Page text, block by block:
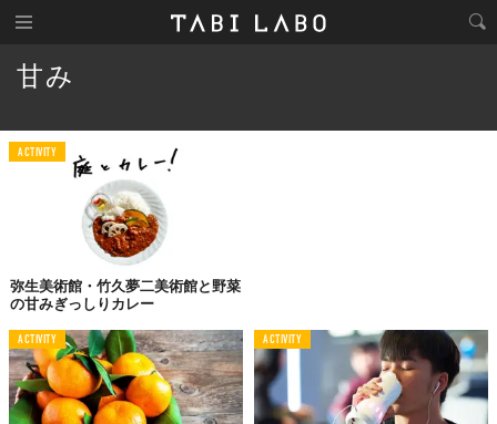
甘み
ACTIVITY
弥生美術館・竹久夢二美術館と野菜
の甘みぎっしりカレー
ACTIVITY ACTIVITY